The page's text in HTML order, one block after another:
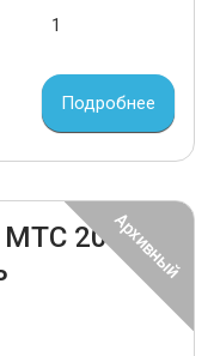
1
Подробнее
2024